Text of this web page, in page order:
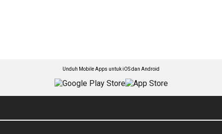
Unduh Mobile Apps untuk iOS dan Android